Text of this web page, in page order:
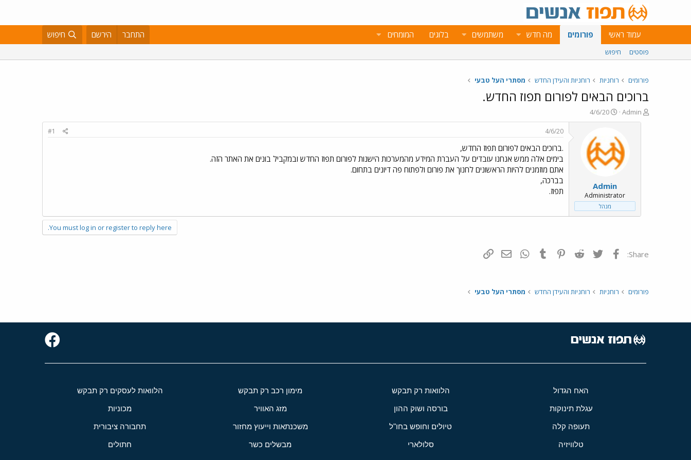
עמוד ראשי פורומים מה חדש משתמשים בלוגים המומחים התחבר הירשם חיפוש
פוסטים חיפוש
פורומים רוחניות רוחניות והעידן החדש מסתרי העל טבעי
ברוכים הבאים לפורום תפוז החדש.
פ
ו
Admin
פ
ו
ם
ב
ת
ר
י
ך
4/6/20
Admin
Administrator
מנהל
4/6/20
#1
.ברוכים הבאים לפורום תפוז החדש,
בימים אלה ממש אנחנו עובדים על העברת המידע מהמערכות הישנות לפורום תפוז החדש ובמקביל בונים את האתר הזה.
אתם מוזמנים להיות הראשונים לחנוך את פורום ולפתוח פה דיונים בתחום.
בברכה,
תפוז.
You must log in or register to reply here.
Share: פייסבוק Twitter
Reddit
Pinterest
Tumblr
WhatsAppדואר אלקטרוני
פורומים רוחניות רוחניות והעידן החדש מסתרי העל טבעי
האח הגדול הלוואות רק תבקש מימון רכב רק תבקש הלוואות לעסקים רק תבקש
עגלת תינוקות בורסה ושוק ההון מזג האוויר מכוניות
תעופה קלה טיולים וחופש בחו"ל משכנתאות וייעוץ מחזור תחבורה ציבורית
טלוויזיה סלולארי מבשלים כשר חתולים